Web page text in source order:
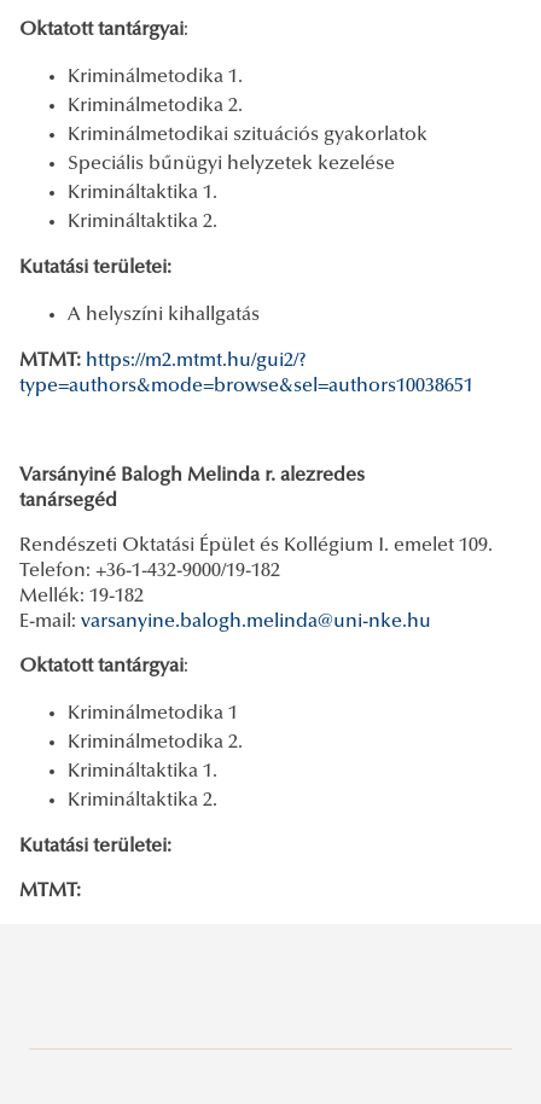
Oktatott tantárgyai:
Kriminálmetodika 1.
Kriminálmetodika 2.
Kriminálmetodikai szituációs gyakorlatok
Speciális bűnügyi helyzetek kezelése
Krimináltaktika 1.
Krimináltaktika 2.
Kutatási területei:
A helyszíni kihallgatás
MTMT: https://m2.mtmt.hu/gui2/?
type=authors&mode=browse&sel=authors10038651
Varsányiné Balogh Melinda r. alezredes
tanársegéd
Rendészeti Oktatási Épület és Kollégium I. emelet 109.
Telefon: +36-1-432-9000/19-182
Mellék: 19-182
E-mail: varsanyine.balogh.melinda@uni-nke.hu
Oktatott tantárgyai:
Kriminálmetodika 1
Kriminálmetodika 2.
Krimináltaktika 1.
Krimináltaktika 2.
Kutatási területei:
MTMT: